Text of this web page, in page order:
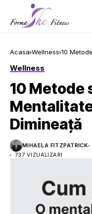
Acasa Wellness 10
Wellness
10 Metode
Dimineață
MIHAELA FITZPATRICK
737 VIZUALIZARI